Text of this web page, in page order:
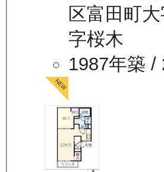
区富田町
字桜木
1987年築 /